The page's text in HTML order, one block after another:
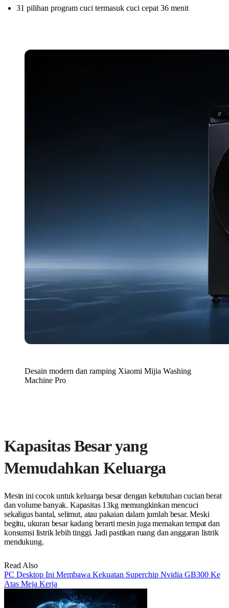
31 pilihan program cuci termasuk cuci cepat 36 menit
Desain modern dan ramping Xiaomi Mijia Washing
Machine Pro
Kapasitas Besar yang
Memudahkan Keluarga
Mesin ini cocok untuk keluarga besar dengan kebutuhan cucian berat
dan volume banyak. Kapasitas 13kg memungkinkan mencuci
sekaligus bantal, selimut, atau pakaian dalam jumlah besar. Meski
begitu, ukuran besar kadang berarti mesin juga memakan tempat dan
konsumsi listrik lebih tinggi. Jadi pastikan ruang dan anggaran listrik
mendukung.
Read Also
PC Desktop Ini Membawa Kekuatan Superchip Nvidia GB300 Ke
Atas Meja Kerja